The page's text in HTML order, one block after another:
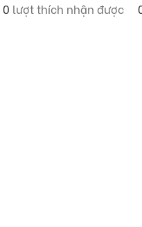
0 lượt thích nhận được